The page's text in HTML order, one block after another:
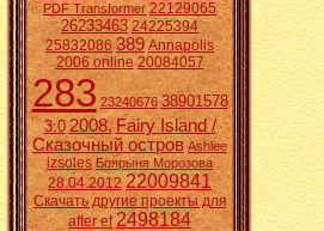
PDF Transformer 22129065
26233463 24225394
25832086 389 Annapolis
2006 online 20084057
283 23240676 38901578
3:0 2008. Fairy Island /
Сказочный остров Ashlee
izsoles Боярыня Морозова
28.04.2012 22009841
Скачать другие проекты для
after ef 2498184